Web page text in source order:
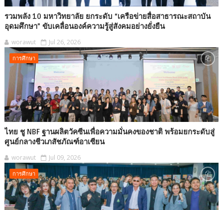
รวมพลัง 10 มหาวิทยาลัย ยกระดับ “เครือข่ายสื่อสาธารณะสถาบัน
อุดมศึกษา” ขับเคลื่อนองค์ความรู้สู่สังคมอย่างยั่งยืน
worawut Jul 26, 2026
การศึกษา
ไทย ชู NBF ฐานผลิตวัคซีนเพื่อความมั่นคงของชาติ พร้อมยกระดับสู่
ศูนย์กลางชีวเภสัชภัณฑ์อาเซียน
worawut Jul 09, 2026
การศึกษา